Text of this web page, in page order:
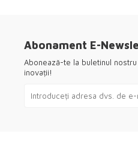
Abonament E-
Abonează-te la buletinul
inovații!